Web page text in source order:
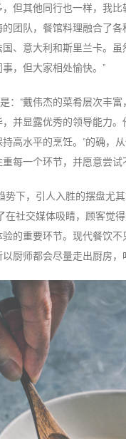
但其他同行也一样，我比
团队，餐馆料理融合了各
、意大利和斯里兰卡。虽
，但大家相处愉快。”
：“戴伟杰的菜肴层次丰
并显露优秀的领导能力。
高水平的烹饪。”的确，
每一个环节，并愿意尝试
势下，引人入胜的摆盘尤
在社交媒体吸睛，顾客觉
的重要环节。现代餐饮不
厨师都会尽量走出厨房，